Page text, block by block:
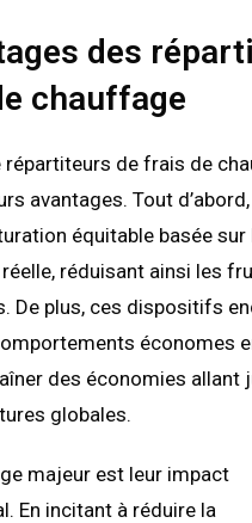
des
chauffage
répartiteurs de frais de
avantages. Tout
équitable basée sur
réduisant ainsi les
De plus, ces dispositifs
économes
des économies allant
globales.
majeur est leur impact
En incitant à réduire la